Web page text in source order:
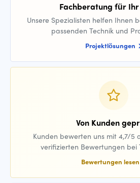
Fachberatung für
Unsere Spezialisten helfen Ihnen
passenden Technik und
Projektlösungen
Von Kunden
Kunden bewerten uns mit 4,7/5
verifizierten Bewertungen bei
Bewertungen lesen